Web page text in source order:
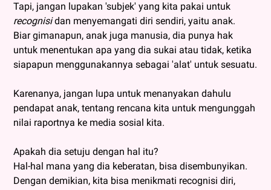
Tapi, jangan lupakan 'subjek' yang kita pakai untuk
recognisidan menyemangati diri sendiri, yaitu anak.
Biar gimanapun, anak juga manusia, dia punya hak
untuk menentukan apa yang dia sukai atau tidak, ketika
siapapun menggunakannya sebagai 'alat' untuk sesuatu.
Karenanya, jangan lupa untuk menanyakan dahulu
pendapat anak, tentang rencana kita untuk mengunggah
nilai raportnya ke media sosial kita.
Apakah dia setuju dengan hal itu?
Hal-hal mana yang dia keberatan, bisa disembunyikan.
Dengan demikian, kita bisa menikmati recognisi diri,